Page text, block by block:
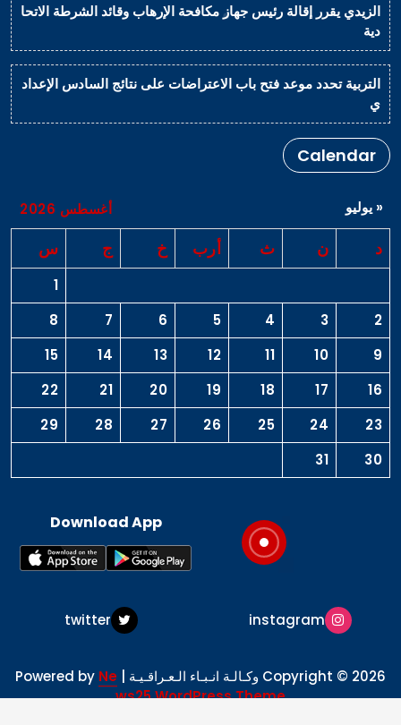
الزيدي يقرر إقالة رئيس جهاز مكافحة الإرهاب وقائد الشرطة الاتحا
دية
التربية تحدد موعد فتح باب الاعتراضات على نتائج السادس الإعداد
ي
Calendar
أغسطس 2026
د ن ث أرب خ ج س
1
2
3
4
5
6
7
8
9
10
11
12
13
14
15
16
17
18
19
20
21
22
23
24
25
26
27
28
29
30
31
« يوليو
Download App
twitter instagram
Copyright © 2026 وكـالـة انـبـاء الـعـراقـيـة | Powered by
Ne
ws25 WordPress Theme